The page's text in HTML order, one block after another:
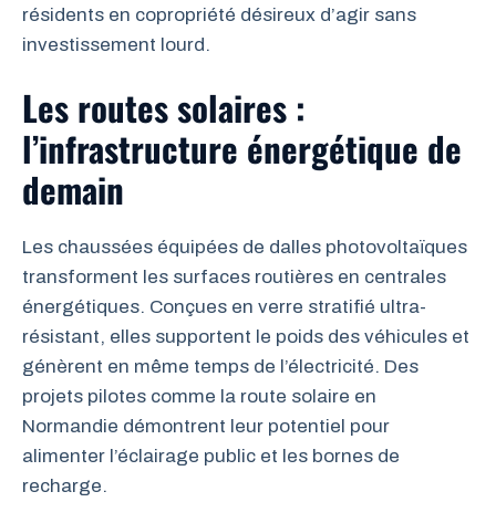
résidents en copropriété désireux d’agir sans
investissement lourd.
Les routes solaires :
l’infrastructure énergétique de
demain
Les chaussées équipées de dalles photovoltaïques
transforment les surfaces routières en centrales
énergétiques. Conçues en verre stratifié ultra-
résistant, elles supportent le poids des véhicules et
génèrent en même temps de l’électricité. Des
projets pilotes comme la route solaire en
Normandie démontrent leur potentiel pour
alimenter l’éclairage public et les bornes de
recharge.